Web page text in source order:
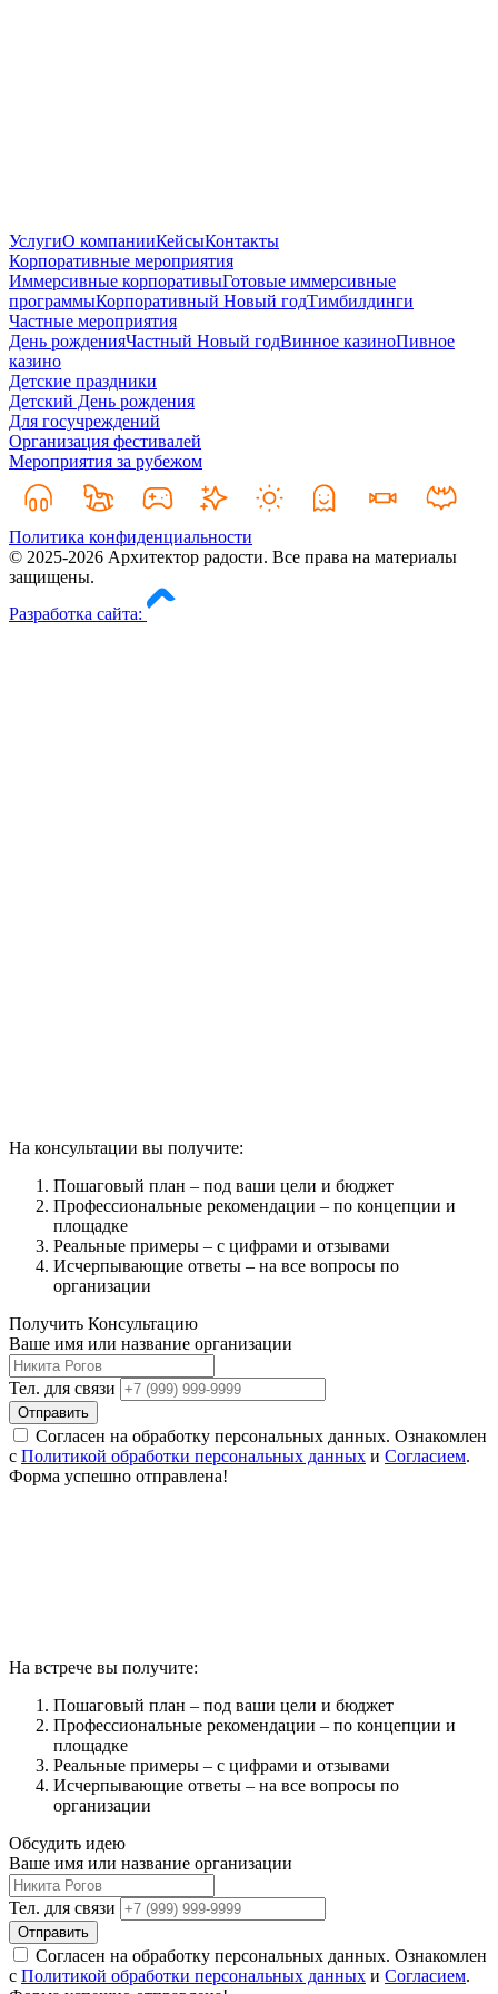
УслугиО компанииКейсыКонтакты
Корпоративные мероприятия
Иммерсивные корпоративыГотовые иммерсивные
программыКорпоративный Новый годТимбилдинги
Частные мероприятия
День рожденияЧастный Новый годВинное казиноПивное
казино
Детские праздники
Детский День рождения
Для госучреждений
Организация фестивалей
Мероприятия за рубежом
Политика конфиденциальности
© 2025-2026 Архитектор радости. Все права на материалы
защищены.
Разработка сайта:
На консультации вы получите:
Пошаговый план – под ваши цели и бюджет
Профессиональные рекомендации – по концепции и
площадке
Реальные примеры – с цифрами и отзывами
Исчерпывающие ответы – на все вопросы по
организации
Получить Консультацию
Ваше имя или название организации
Тел. для связи
Отправить
Согласен на обработку персональных данных. Ознакомлен
с Политикой обработки персональных данных и Согласием.
Форма успешно отправлена!
На встрече вы получите:
Пошаговый план – под ваши цели и бюджет
Профессиональные рекомендации – по концепции и
площадке
Реальные примеры – с цифрами и отзывами
Исчерпывающие ответы – на все вопросы по
организации
Обсудить идею
Ваше имя или название организации
Тел. для связи
Отправить
Согласен на обработку персональных данных. Ознакомлен
с Политикой обработки персональных данных и Согласием.